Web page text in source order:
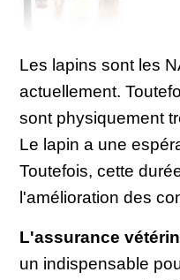
Les lapins sont les
actuellement.
sont physiquement
Le lapin a une
Toutefois, cette
l'amélioration des
L'assurance
un indispensable